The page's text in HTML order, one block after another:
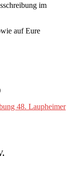
im
auf Eure
48. Laupheimer